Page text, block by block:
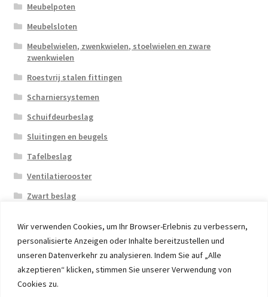
Wir verwenden Cookies, um Ihr Browser-Erlebnis zu verbessern,
personalisierte Anzeigen oder Inhalte bereitzustellen und
unseren Datenverkehr zu analysieren. Indem Sie auf „Alle
akzeptieren“ klicken, stimmen Sie unserer Verwendung von
Cookies zu.
Meubelpoten
Meubelsloten
Meubelwielen, zwenkwielen, stoelwielen en zware
zwenkwielen
Roestvrij stalen fittingen
Scharniersystemen
Schuifdeurbeslag
Sluitingen en beugels
Tafelbeslag
Ventilatierooster
Zwart beslag
© 2026 Eruon Trade UG, Germany, member of the ERUON